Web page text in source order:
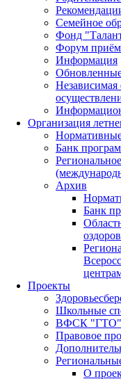
Семейное
Фонд
Форум
Информация
Независимая
Организация
Банк
Архив
Банк
Проекты
Школьные
ВФСК "ГТО"
Правовое
О